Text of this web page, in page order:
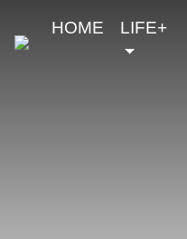
HOME LIFE+